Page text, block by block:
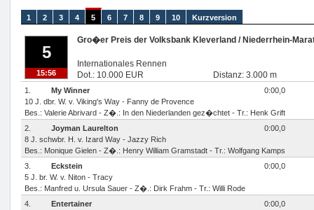
1 2 3 4 5 6 7 8 9 10 Kurzversion
5
15:56
Gro�er Preis der Volksbank Kleverland / Niederrhein-
Internationales Rennen
Dot.: 10.000 EUR
Distanz: 3.000 m
1. My Winner
0:00,0
10 J. dbr. W. v. Viking's Way - Fanny de Provence
Bes.: Valerie Abrivard - Z�.: In den Niederlanden gez�chtet - Tr.: Henk Grift
2.
Joyman Laurelton
0:00,0
8 J. schwbr. H. v. Izard Way - Jazzy Rich
Bes.: Monique Gielen - Z�.: Henry William Gramstadt - Tr.: Wolfgang Kamps
3.
Eckstein
0:00,0
5 J. br. W. v. Niton - Tracy
Bes.: Manfred u. Ursula Sauer - Z�.: Dirk Frahm - Tr.: Willi Rode
4.
Entertainer
0:00,0